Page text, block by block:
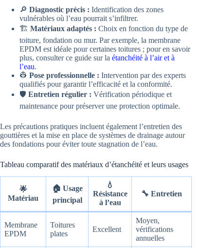
🔎 Diagnostic précis : Identification des zones
vulnérables où l’eau pourrait s’infiltrer.
🏗️ Matériaux adaptés : Choix en fonction du type de
toiture, fondation ou mur. Par exemple, la membrane
EPDM est idéale pour certaines toitures ; pour en savoir
plus, consulter ce guide sur la étanchéité à l’air et à
l’eau.
👷 Pose professionnelle : Intervention par des experts
qualifiés pour garantir l’efficacité et la conformité.
🛡️ Entretien régulier : Vérification périodique et
maintenance pour préserver une protection optimale.
Les précautions pratiques incluent également l’entretien des
gouttières et la mise en place de systèmes de drainage autour
des fondations pour éviter toute stagnation de l’eau.
Tableau comparatif des matériaux d’étanchéité et leurs usages
🌟
Matériau
🏠 Usage
principal
💧
Résistance
à l’eau
🔧 Entretien
Membrane
EPDM
Toitures
plates
Excellent
Moyen,
vérifications
annuelles